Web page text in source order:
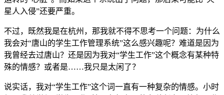
星人入侵”还要严重。
不过，既然我是在杭州，那我就不得不思考一个问题：为什么
我会对“唐山的学生工作管理系统”这么感兴趣呢？难道是因为
我曾经去过唐山？还是因为我对“学生工作”这个概念有某种特
殊的情感？或者是……我只是太闲了？
说实话，我对“学生工作”这个词一直有一种复杂的情感。小时